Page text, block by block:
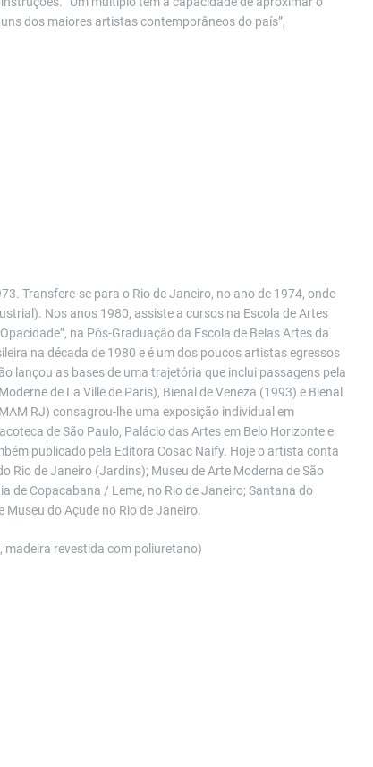
dos maiores artistas contemporâneos do país”,
Transfere-se para o Rio de Janeiro, no ano de 1974, onde
Nos anos 1980, assiste a cursos na Escola de Artes
na Pós-Graduação da Escola de Belas Artes da
na década de 1980 e é um dos poucos artistas egressos
lançou as bases de uma trajetória que inclui passagens pela
de La Ville de Paris), Bienal de Veneza (1993) e Bienal
RJ) consagrou-lhe uma exposição individual em
de São Paulo, Palácio das Artes em Belo Horizonte e
publicado pela Editora Cosac Naify. Hoje o artista conta
Rio de Janeiro (Jardins); Museu de Arte Moderna de São
de Copacabana / Leme, no Rio de Janeiro; Santana do
Museu do Açude no Rio de Janeiro.
madeira revestida com poliuretano)